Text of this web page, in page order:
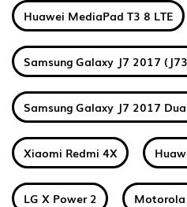
Huawei MediaPad T3 8 LTE
Samsung Galaxy J7 2017
Samsung Galaxy J7 2017
Xiaomi Redmi 4X
LG X Power 2